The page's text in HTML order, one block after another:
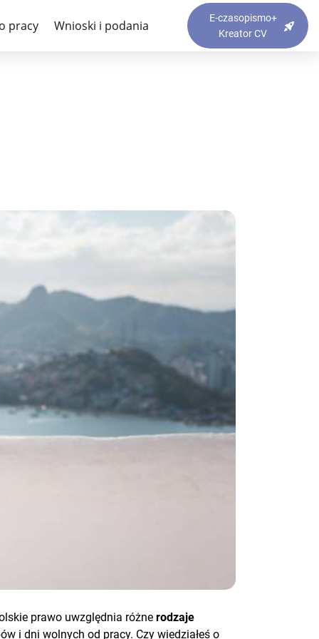
pracy Wnioski i podania
E-czasopismo+
Kreator CV
prawo uwzględnia różne rodzaje
i dni wolnych od pracy. Czy wiedziałeś o